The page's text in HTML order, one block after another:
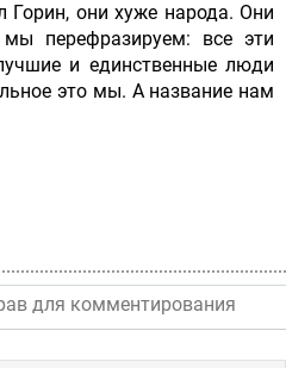
Горин, они хуже народа. Они
перефразируем: все эти
и единственные люди
это мы. А название нам
для комментирования